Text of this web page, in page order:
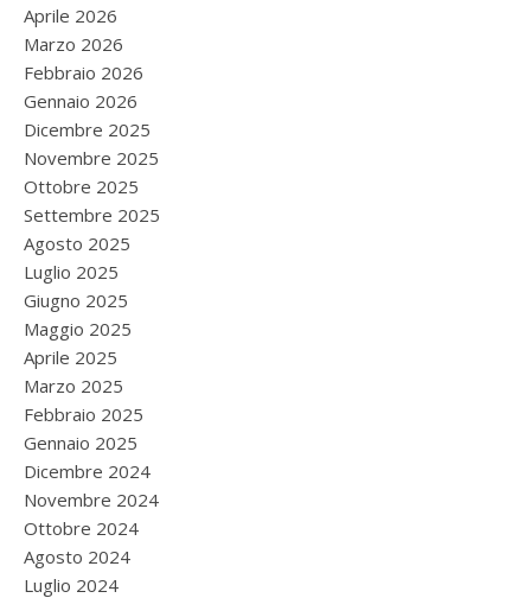
Aprile 2026
Marzo 2026
Febbraio 2026
Gennaio 2026
Dicembre 2025
Novembre 2025
Ottobre 2025
Settembre 2025
Agosto 2025
Luglio 2025
Giugno 2025
Maggio 2025
Aprile 2025
Marzo 2025
Febbraio 2025
Gennaio 2025
Dicembre 2024
Novembre 2024
Ottobre 2024
Agosto 2024
Luglio 2024